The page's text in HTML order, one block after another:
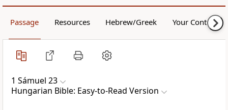
Passage Resources Hebrew/Greek Your Content
1 Sámuel 23
Hungarian Bible: Easy-to-Read Version